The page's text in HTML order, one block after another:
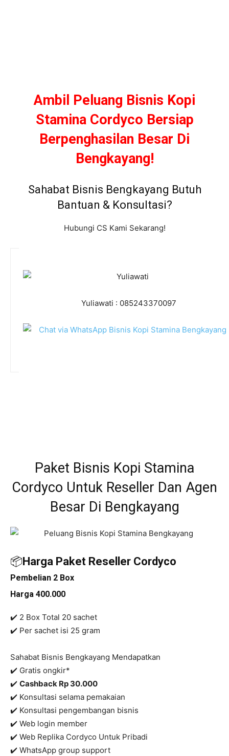
Ambil Peluang Bisnis Kopi
Stamina Cordyco Bersiap
Berpenghasilan Besar Di
Bengkayang!
Sahabat Bisnis Bengkayang Butuh
Bantuan & Konsultasi?
Hubungi CS Kami Sekarang!
Yuliawati : 085243370097
Paket Bisnis Kopi Stamina
Cordyco Untuk Reseller Dan Agen
Besar Di Bengkayang
📦Harga Paket Reseller Cordyco
Pembelian 2 Box
Harga 400.000
✔️ 2 Box Total 20 sachet
✔️ Per sachet isi 25 gram
Sahabat Bisnis Bengkayang Mendapatkan
✔️ Gratis ongkir*
✔️ Cashback Rp 30.000
✔️ Konsultasi selama pemakaian
✔️ Konsultasi pengembangan bisnis
✔️ Web login member
✔️ Web Replika Cordyco Untuk Pribadi
✔️ WhatsApp group support